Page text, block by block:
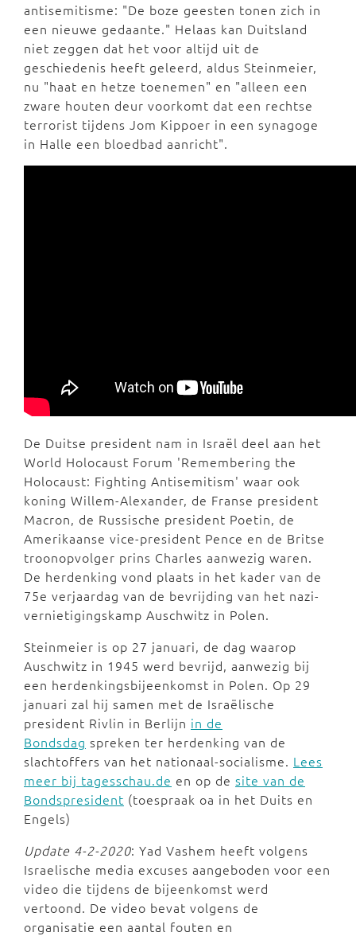
antisemitisme: "De boze geesten tonen zich in
een nieuwe gedaante." Helaas kan Duitsland
niet zeggen dat het voor altijd uit de
geschiedenis heeft geleerd, aldus Steinmeier,
nu "haat en hetze toenemen" en "alleen een
zware houten deur voorkomt dat een rechtse
terrorist tijdens Jom Kippoer in een synagoge
in Halle een bloedbad aanricht".
De Duitse president nam in Israël deel aan het
World Holocaust Forum 'Remembering the
Holocaust: Fighting Antisemitism' waar ook
koning Willem-Alexander, de Franse president
Macron, de Russische president Poetin, de
Amerikaanse vice-president Pence en de Britse
troonopvolger prins Charles aanwezig waren.
De herdenking vond plaats in het kader van de
75e verjaardag van de bevrijding van het nazi-
vernietigingskamp Auschwitz in Polen.
Steinmeier is op 27 januari, de dag waarop
Auschwitz in 1945 werd bevrijd, aanwezig bij
een herdenkingsbijeenkomst in Polen. Op 29
januari zal hij samen met de Israëlische
president Rivlin in Berlijn in de
Bondsdag spreken ter herdenking van de
slachtoffers van het nationaal-socialisme. Lees
meer bij tagesschau.de en op de site van de
Bondspresident (toespraak oa in het Duits en
Engels)
Update 4-2-2020: Yad Vashem heeft volgens
Israelische media excuses aangeboden voor een
video die tijdens de bijeenkomst werd
vertoond. De video bevat volgens de
organisatie een aantal fouten en